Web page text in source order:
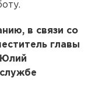
в связи со
главы
Юлий